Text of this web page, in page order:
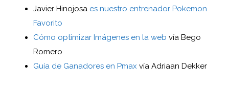
Javier Hinojosa es nuestro entrenador Pokemon
Favorito
Cómo optimizar Imágenes en la web vía Bego
Romero
Guía de Ganadores en Pmax vía Adriaan Dekker